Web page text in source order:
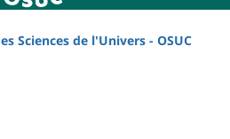
Sciences de l'Univers - OSUC